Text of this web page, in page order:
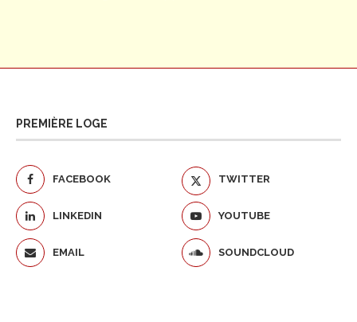
PREMIÈRE LOGE
FACEBOOK TWITTER
LINKEDIN YOUTUBE
EMAIL SOUNDCLOUD